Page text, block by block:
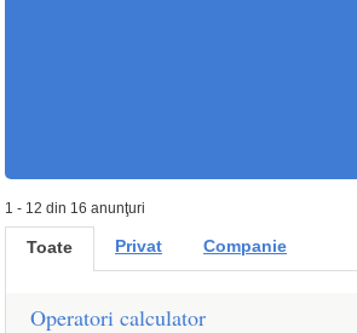
1 - 12 din 16 anunţuri
Toate Privat Companie
Operatori calculator